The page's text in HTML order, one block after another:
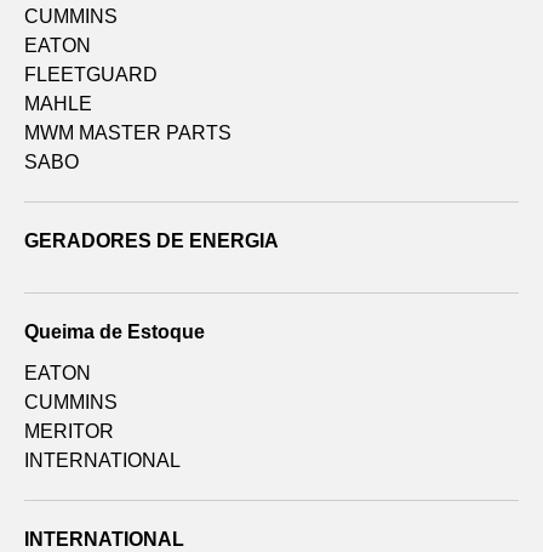
CUMMINS
EATON
FLEETGUARD
MAHLE
MWM MASTER PARTS
SABO
GERADORES DE ENERGIA
Queima de Estoque
EATON
CUMMINS
MERITOR
INTERNATIONAL
INTERNATIONAL